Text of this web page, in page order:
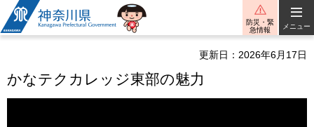
神奈川県
防災・緊
急情報
メニュー
更新日：2026年6月17日
かなテクカレッジ東部の魅力